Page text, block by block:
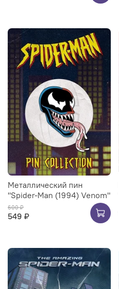
Металлический пин
"Spider-Man (1994) Venom"
600 ₽
549 ₽